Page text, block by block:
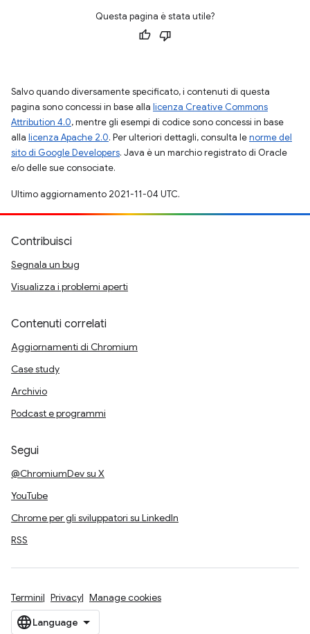
Questa pagina è stata utile?
Salvo quando diversamente specificato, i contenuti di questa
pagina sono concessi in base alla licenza Creative Commons
Attribution 4.0, mentre gli esempi di codice sono concessi in base
alla licenza Apache 2.0. Per ulteriori dettagli, consulta lenorme del
sito di Google Developers. Java è un marchio registrato di Oracle
e/o delle sue consociate.
Ultimo aggiornamento 2021-11-04 UTC.
Contribuisci
Segnala un bug
Visualizza i problemi aperti
Contenuti correlati
Aggiornamenti di Chromium
Case study
Archivio
Podcast e programmi
Segui
@ChromiumDev su X
YouTube
Chrome per gli sviluppatori su LinkedIn
RSS
Termini Privacy Manage cookies